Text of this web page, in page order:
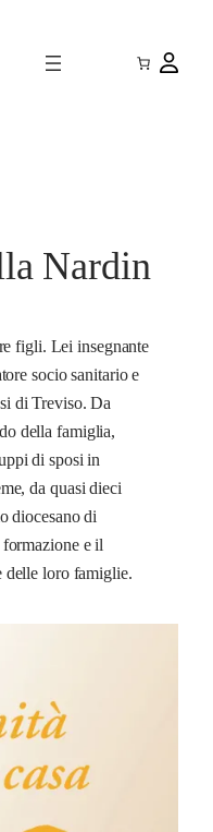
Nardin
figli. Lei insegnante
socio sanitario e
di Treviso. Da
della famiglia,
di sposi in
da quasi dieci
diocesano di
e il
delle loro famiglie.